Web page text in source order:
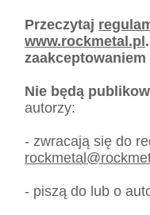
Przeczytaj
www.rockmetal.pl
Nie będą
autorzy:
- zwracają się do
rockmetal@
- piszą do lub o